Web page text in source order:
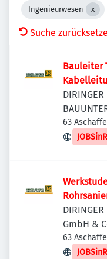
Ingenieurwesen
Suche
Bauleiter
63
GmbH &
63